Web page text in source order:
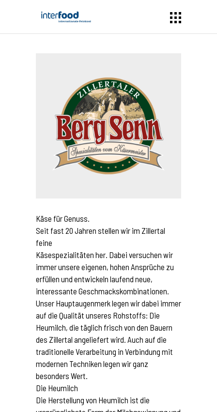
Käse für Genuss.
Seit fast 20 Jahren stellen wir im Zillertal
feine
Käsespezialitäten her. Dabei versuchen wir
immer unsere eigenen, hohen Ansprüche zu
erfüllen und entwickeln laufend neue,
interessante Geschmackskombinationen.
Unser Hauptaugenmerk legen wir dabei immer
auf die Qualität unseres Rohstoffs: Die
Heumilch, die täglich frisch von den Bauern
des Zillertal angeliefert wird. Auch auf die
traditionelle Verarbeitung in Verbindung mit
modernen Techniken legen wir ganz
besonders Wert.
Die Heumilch
Die Herstellung von Heumilch ist die